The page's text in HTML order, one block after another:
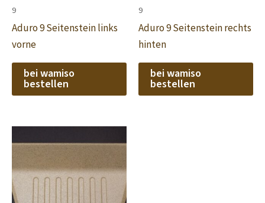
9
Aduro 9 Seitenstein links
vorne
bei wamiso
bestellen
9
Aduro 9 Seitenstein rechts
hinten
bei wamiso
bestellen